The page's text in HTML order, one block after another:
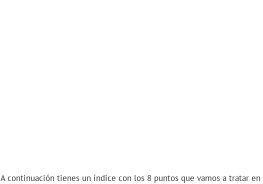
A continuación tienes un índice con los 8 puntos que vamos a tratar